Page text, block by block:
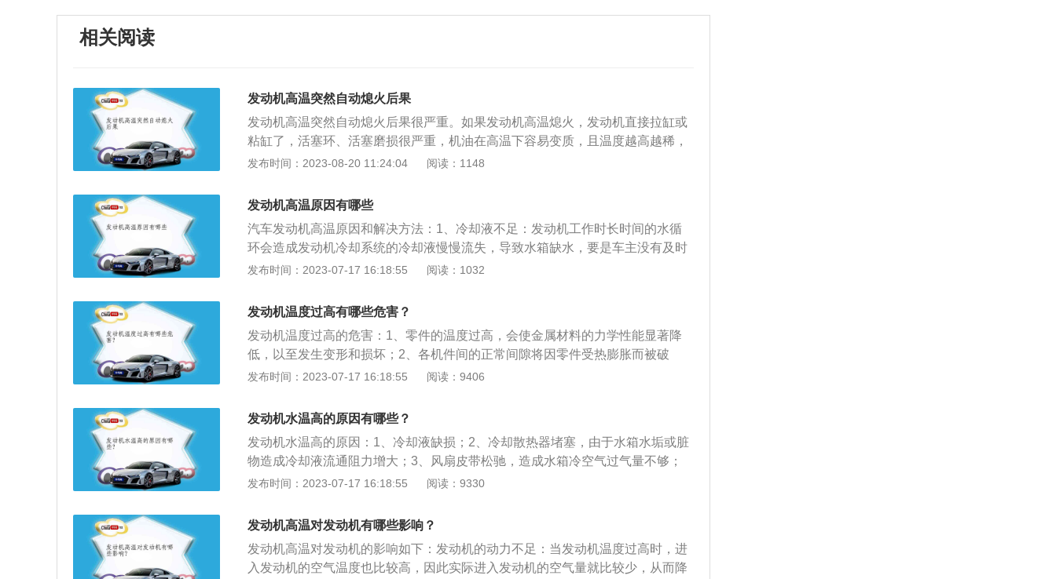
相关阅读
发动机高温突然自动熄火后果
发动机高温突然自动熄火后果很严重。如果发动机高温熄火，发动机直接拉缸或
粘缸了，活塞环、活塞磨损很严重，机油在高温下容易变质，且温度越高越稀，
缺乏润滑作用。发动机高温下容易发生爆震，容易把活塞连杆震碎，排气门温度
即停车。如果发现冒白烟或水温表温度过高，应立即打开双闪靠边停车，再结合
后需熄火，打开机动车引擎盖散热。如果“开锅”时车辆处于高速行驶状态，车主
不可立即熄火，而是让机动车怠速运转一会儿，待热量散发后再熄火。2、呼叫
专业人员前来救援。发动机高温属于机动车常见的问题，车主应及时在高温天气
锅”。
发布时间：2023-08-20 11:24:04 阅读：1148
发动机高温原因有哪些
汽车发动机高温原因和解决方法：1、冷却液不足：发动机工作时长时间的水循
环会造成发动机冷却系统的冷却液慢慢流失，导致水箱缺水，要是车主没有及时
检查发现并添加对冷却液进行添加，这样就容易导致发动机过热。这种时候只要
水，这时候会使水循环受阻，严重的话引起发动机开锅。应及时去4S店更换连接
转速慢，这样会导致发动机的热量没法散发出去，发动机自然温度会升高。及时
去4S店维修；4、节温器故障：节温器是控制冷却液流动路径的装置，一旦发生
卡滞或失效，那么发动机的大小循环势必会受到影响，那么发动机的热量就无法
水就不能及时进行循环和更新，那么发动机启动后水温就会迅速上升，这时车内
的仪表台上的水温报警灯也会亮。及时更换水泵；6、排气问题：三元催化器阻
塞或管子破裂，会造成发动机排气受阻，导致引擎过热。清理三元催化器或者更
动等问题，同时还会导致散热不良，这个多半是积碳问题导致的。清理积碳就好
发布时间：2023-07-17 16:18:55 阅读：1032
发动机温度过高有哪些危害？
发动机温度过高的危害：1、零件的温度过高，会使金属材料的力学性能显著降
低，以至发生变形和损坏；2、各机件间的正常间隙将因零件受热膨胀而被破
坏，使零件不能正常工作；3、使机油粘度变稀甚至氧化变质，降低润滑作用，
时，还会发生爆燃。发动机是一种能够把其他形式的能转化为机械能的机器，包
发布时间：2023-07-17 16:18:55 阅读：9406
发动机水温高的原因有哪些？
发动机水温高的原因：1、冷却液缺损；2、冷却散热器堵塞，由于水箱水垢或脏
物造成冷却液流通阻力增大；3、风扇皮带松驰，造成水箱冷空气过气量不够；
4、水泵皮带松驰或水泵叶轮损蚀，使冷却液流量减少；5、防冻冷却液的浓度过
气，此时应用排空气开关将空气排放；8、发动机机体内水垢或脏物堵塞；9、气
严重时会产生反水故障。
发布时间：2023-07-17 16:18:55 阅读：9330
发动机高温对发动机有哪些影响？
发动机高温对发动机的影响如下：发动机的动力不足：当发动机温度过高时，进
入发动机的空气温度也比较高，因此实际进入发动机的空气量就比较少，从而降